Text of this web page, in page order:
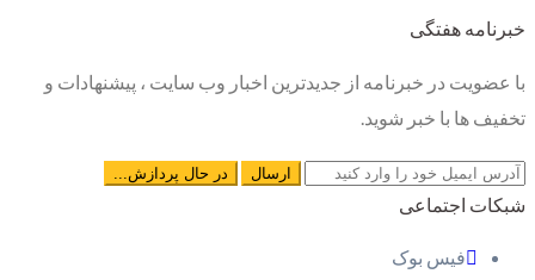
خبرنامه هفتگی
با عضویت در خبرنامه از جدیدترین اخبار وب سایت ، پیشنهادات و
تخفیف ها با خبر شوید.
شبکات اجتماعی
فیس بوک